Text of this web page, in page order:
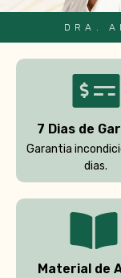
DRA.
7 Dias de
Garantia
dias.
Material de